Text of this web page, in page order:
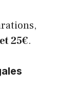
25€.